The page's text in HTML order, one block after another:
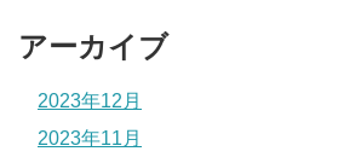
アーカイブ
2023年12月
2023年11月